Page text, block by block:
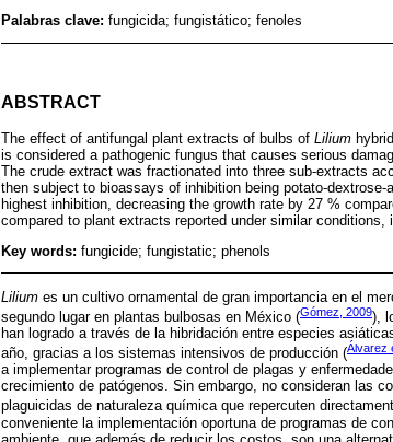
Palabras clave: fungicida; fungistático; fenoles
ABSTRACT
The effect of antifungal plant extracts of bulbs of Lilium
is considered a pathogenic fungus that causes serious
The crude extract was fractionated into three sub-extracts
then subject to bioassays of inhibition being potato-
highest inhibition, decreasing the growth rate by 27 %
compared to plant extracts reported under similar
Key words: fungicide; fungistatic; phenols
Lilium es un cultivo ornamental de gran importancia en el
segundo lugar en plantas bulbosas en México (Gómez, 2009),
han logrado a través de la hibridación entre especies
año, gracias a los sistemas intensivos de producción (Álvarez
a implementar programas de control de plagas y
crecimiento de patógenos. Sin embargo, no consideran las
plaguicidas de naturaleza química que repercuten
conveniente la implementación oportuna de programas de